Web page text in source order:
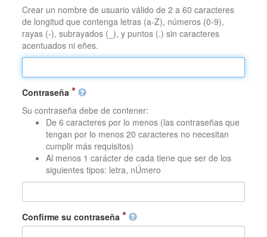
Crear un nombre de usuario válido de 2 a 60 caracteres
de longitud que contenga letras (a-Z), números (0-9),
rayas (-), subrayados (_), y puntos (.) sin caracteres
acentuados ni eñes.
Contraseña
Su contraseña debe de contener:
De 6 caracteres por lo menos (las contraseñas que
tengan por lo menos 20 caracteres no necesitan
cumplir más requisitos)
Al menos 1 carácter de cada tiene que ser de los
siguientes tipos: letra, nÚmero
Confirme su contraseña